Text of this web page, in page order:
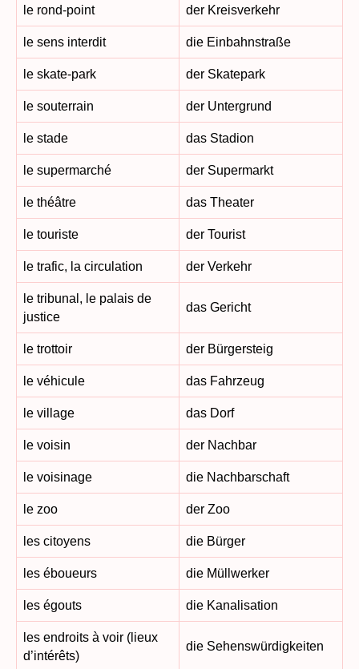
le rond-point der Kreisverkehr
le sens interdit die Einbahnstraße
le skate-park der Skatepark
le souterrain der Untergrund
le stade das Stadion
le supermarché der Supermarkt
le théâtre das Theater
le touriste der Tourist
le trafic, la circulation der Verkehr
le tribunal, le palais de
justice
das Gericht
le trottoir der Bürgersteig
le véhicule das Fahrzeug
le village das Dorf
le voisin der Nachbar
le voisinage die Nachbarschaft
le zoo der Zoo
les citoyens die Bürger
les éboueurs die Müllwerker
les égouts die Kanalisation
les endroits à voir (lieux
d’intérêts)
die Sehenswürdigkeiten